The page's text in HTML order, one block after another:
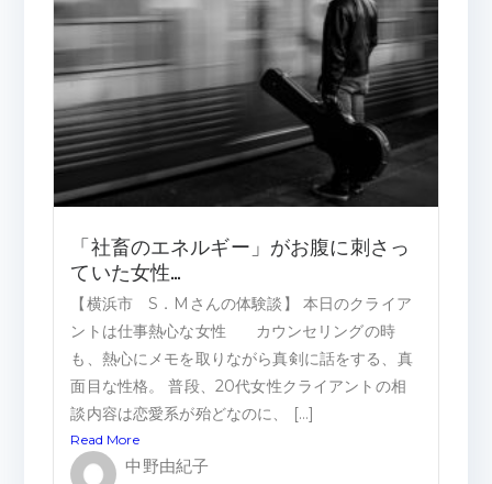
「社畜のエネルギー」がお腹に刺さっ
ていた女性…
【横浜市 S．Mさんの体験談】 本日のクライア
ントは仕事熱心な女性 カウンセリングの時
も、熱心にメモを取りながら真剣に話をする、真
面目な性格。 普段、20代女性クライアントの相
談内容は恋愛系が殆どなのに、 […]
Read More
中野由紀子